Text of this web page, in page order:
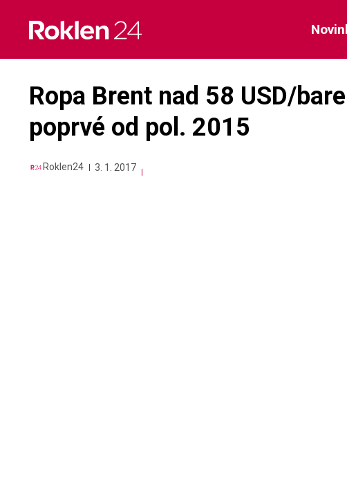
content
Ropa Brent nad 58 USD/
poprvé od pol. 2015
Roklen24 3. 1. 2017